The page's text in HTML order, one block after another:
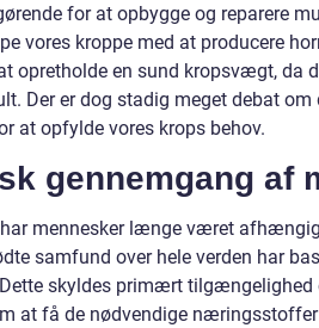
for at opbygge og reparere
vores kroppe med at producere
opretholde en sund kropsvægt, da
Der er dog stadig meget debat
at opfylde vores krops behov.
gennemgang af
mennesker længe været
samfund over hele verden har
skyldes primært
at få de nødvendige